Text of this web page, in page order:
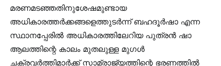
മരണമടഞ്ഞതിനുശേഷമുണ്ടായ
അധികാരത്തർക്കങ്ങളെത്തുടർന്ന് ബഹദൂർഷാ എന്ന
സ്ഥാനപ്പേരിൽ അധികാരത്തിലേറിയ പുത്രൻ ഷാ
ആലത്തിന്റെ കാലം മുതലുള്ള മുഗൾ
ചക്രവർത്തിമാർക്ക് സാമ്രാജ്യത്തിന്റെ ഭരണത്തിൽ